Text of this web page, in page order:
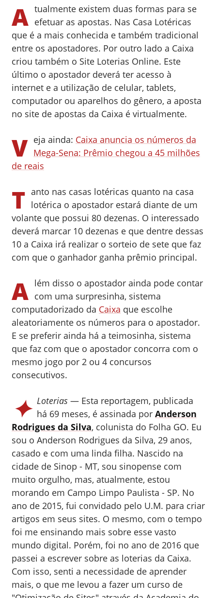
A tualmente existem duas formas para se
efetuar as apostas. Nas Casa Lotéricas
que é a mais conhecida e também tradicional
entre os apostadores. Por outro lado a Caixa
criou também o Site Loterias Online. Este
último o apostador deverá ter acesso à
internet e a utilização de celular, tablets,
computador ou aparelhos do gênero, a aposta
no site de apostas da Caixa é virtualmente.
V eja ainda: Caixa anuncia os números da
Mega-Sena: Prêmio chegou a 45 milhões
de reais
T anto nas casas lotéricas quanto na casa
lotérica o apostador estará diante de um
volante que possui 80 dezenas. O interessado
deverá marcar 10 dezenas e que dentre dessas
10 a Caixa irá realizar o sorteio de sete que faz
com que o ganhador ganha prêmio principal.
A lém disso o apostador ainda pode contar
com uma surpresinha, sistema
computadorizado da Caixa que escolhe
aleatoriamente os números para o apostador.
E se preferir ainda há a teimosinha, sistema
que faz com que o apostador concorra com o
mesmo jogo por 2 ou 4 concursos
consecutivos.
✦ Loterias — Esta reportagem, publicada
há 69 meses, é assinada por Anderson
Rodrigues da Silva, colunista do Folha GO. Eu
sou o Anderson Rodrigues da Silva, 29 anos,
casado e com uma linda filha. Nascido na
cidade de Sinop - MT, sou sinopense com
muito orgulho, mas, atualmente, estou
morando em Campo Limpo Paulista - SP. No
ano de 2015, fui convidado pelo U.M. para criar
artigos em seus sites. O mesmo, com o tempo
foi me ensinando mais sobre esse vasto
mundo digital. Porém, foi no ano de 2016 que
passei a escrever sobre as loterias da Caixa.
Com isso, senti a necessidade de aprender
mais, o que me levou a fazer um curso de